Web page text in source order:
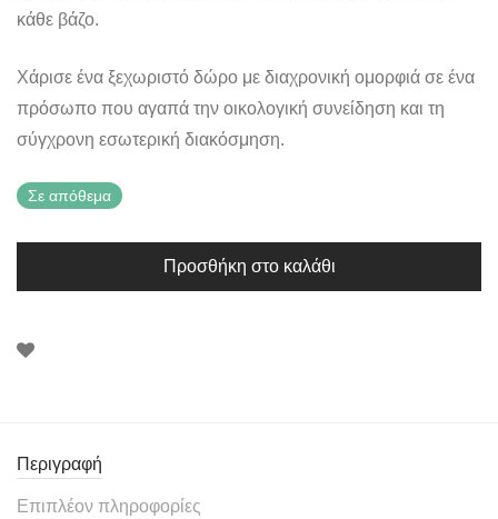
κάθε βάζο.
Χάρισε ένα ξεχωριστό δώρο με διαχρονική ομορφιά σε ένα
πρόσωπο που αγαπά την οικολογική συνείδηση και τη
σύγχρονη εσωτερική διακόσμηση.
Σε απόθεμα
Προσθήκη στο καλάθι
Περιγραφή
Επιπλέον πληροφορίες